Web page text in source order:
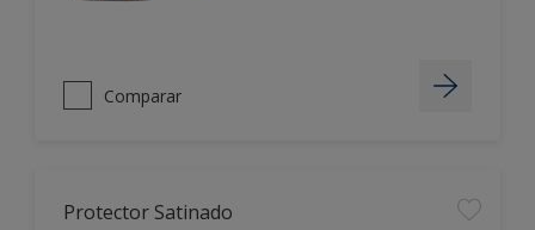
Comparar
Protector Satinado